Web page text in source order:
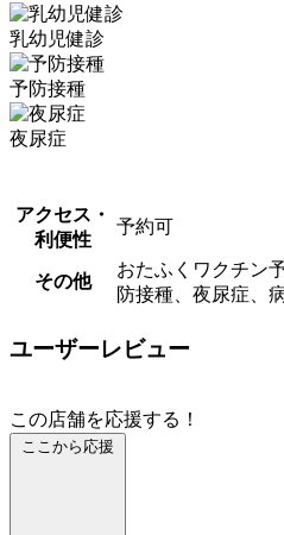
乳幼児健診
予防接種
夜尿症
アクセス・
利便性
予約可
その他
おたふくワクチン
防接種、夜尿症、
ユーザーレビュー
この店舗を応援する！
ここから応援